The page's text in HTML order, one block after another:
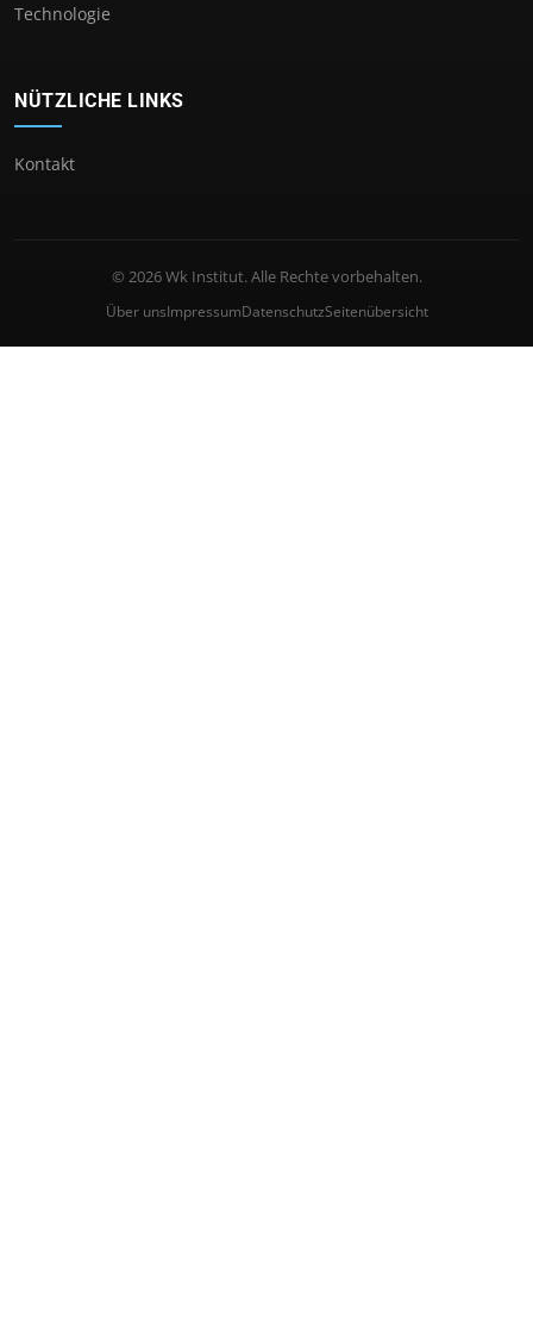
Technologie
NÜTZLICHE LINKS
Kontakt
© 2026 Wk Institut. Alle Rechte vorbehalten.
Über unsImpressumDatenschutzSeitenübersicht